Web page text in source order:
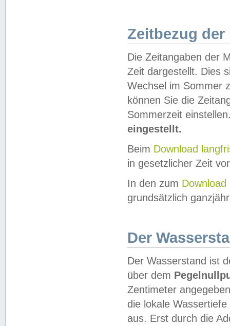
Zeitbezug der
Die Zeitangaben der
Zeit dargestellt. Dies
Wechsel im Sommer
können Sie die
Sommerzeit
eingestellt.
Beim Download
in gesetzlicher Zeit
In den zum Download
grundsätzlich
Der
Der Wasserstand ist
über dem
Zentimeter
die lokale
aus. Erst durch die